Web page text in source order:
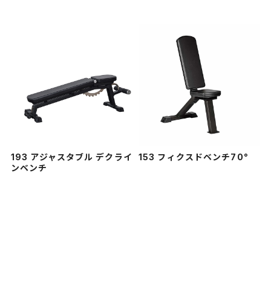
193 アジャスタブル デクライ
ンベンチ
153 フィクスドベンチ70°